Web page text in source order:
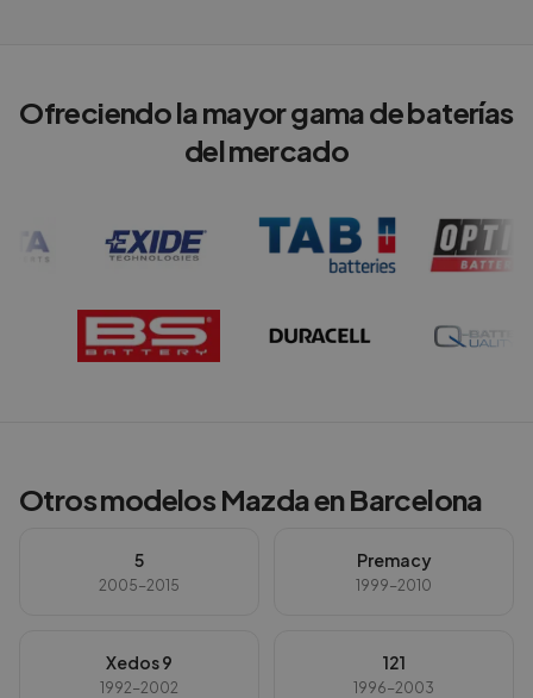
Ofreciendo la mayor gama de baterías
del mercado
Otros modelosMazdaenBarcelona
5
2005-2015
Premacy
1999-2010
Xedos 9
1992-2002
121
1996-2003